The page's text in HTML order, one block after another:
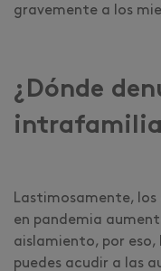
gravemente a los
¿Dónde
Lastimosamente,
en pandemia
aislamiento, por eso,
puedes acudir a las